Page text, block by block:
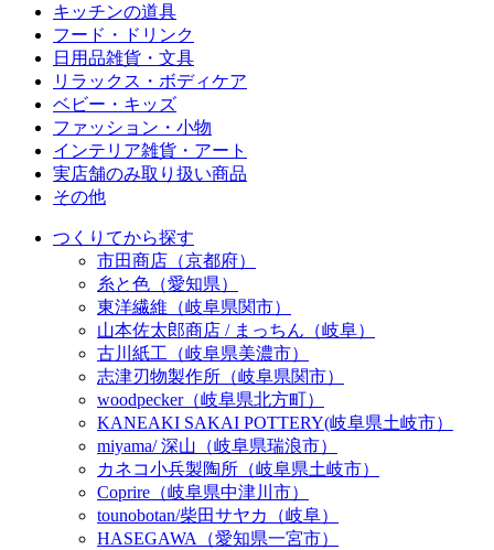
キッチンの道具
フード・ドリンク
日用品雑貨・文具
リラックス・ボディケア
ベビー・キッズ
ファッション・小物
インテリア雑貨・アート
実店舗のみ取り扱い商品
その他
つくりてから探す
市田商店（京都府）
糸と色（愛知県）
東洋繊維（岐阜県関市）
山本佐太郎商店 / まっちん（岐阜）
古川紙工（岐阜県美濃市）
志津刃物製作所（岐阜県関市）
woodpecker（岐阜県北方町）
KANEAKI SAKAI POTTERY(岐阜県土岐市）
miyama/ 深山（岐阜県瑞浪市）
カネコ小兵製陶所（岐阜県土岐市）
Coprire（岐阜県中津川市）
tounobotan/柴田サヤカ（岐阜）
HASEGAWA（愛知県一宮市）